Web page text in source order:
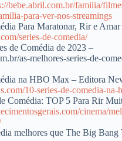
bebe.abril.com.br/familia/
para-ver-nos-streamings
Para Maratonar, Rir e
series-de-comedia/
de Comédia de 2023 –
as-melhores-series-de-
na HBO Max – Editora
10-series-de-comedia-na-
Comédia: TOP 5 Para Rir
cinema/
melhores que The Big Bang